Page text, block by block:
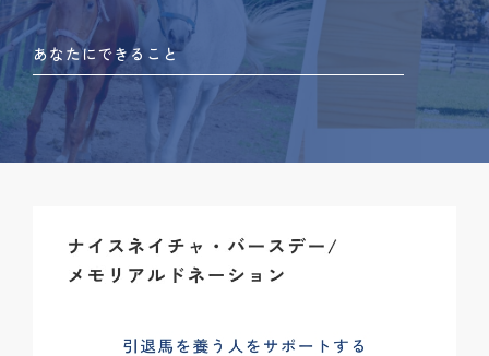
あなたにできること